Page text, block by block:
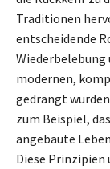
Traditionen
entscheidende
modernen,
gedrängt
zum Beispiel,
angebaute
Diese